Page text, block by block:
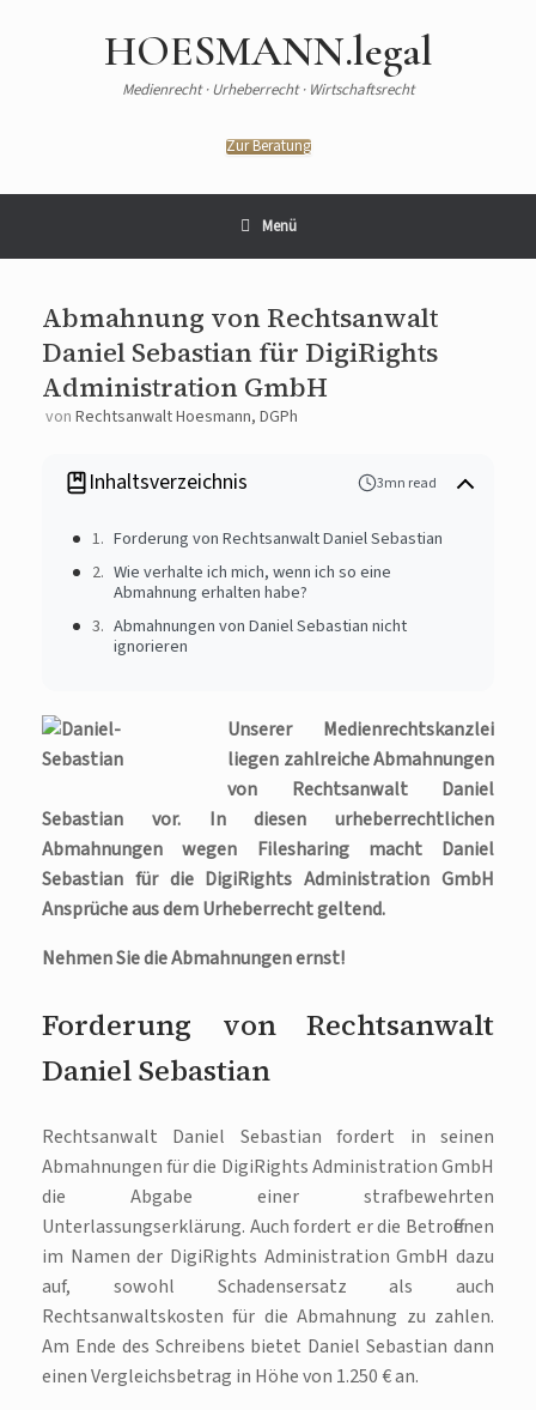
HOESMANN.legal
Medienrecht · Urheberrecht · Wirtschaftsrecht
Zur Beratung
Menü
Abmahnung von Rechtsanwalt
Daniel Sebastian für DigiRights
Administration GmbH
von Rechtsanwalt Hoesmann, DGPh
Inhaltsverzeichnis 3mn read
Forderung von Rechtsanwalt Daniel Sebastian
Wie verhalte ich mich, wenn ich so eine
Abmahnung erhalten habe?
Abmahnungen von Daniel Sebastian nicht
ignorieren
Unserer Medienrechtskanzlei
liegen zahlreiche Abmahnungen
von Rechtsanwalt Daniel
Sebastian vor. In diesen urheberrechtlichen
Abmahnungen wegen Filesharing macht Daniel
Sebastian für die DigiRights Administration GmbH
Ansprüche aus dem Urheberrecht geltend.
Nehmen Sie die Abmahnungen ernst!
Forderung von Rechtsanwalt
Daniel Sebastian
Rechtsanwalt Daniel Sebastian fordert in seinen
Abmahnungen für die DigiRights Administration GmbH
die Abgabe einer strafbewehrten
Unterlassungserklärung. Auch fordert er die Betroffenen
im Namen der DigiRights Administration GmbH dazu
auf, sowohl Schadensersatz als auch
Rechtsanwaltskosten für die Abmahnung zu zahlen.
Am Ende des Schreibens bietet Daniel Sebastian dann
einen Vergleichsbetrag in Höhe von 1.250 € an.